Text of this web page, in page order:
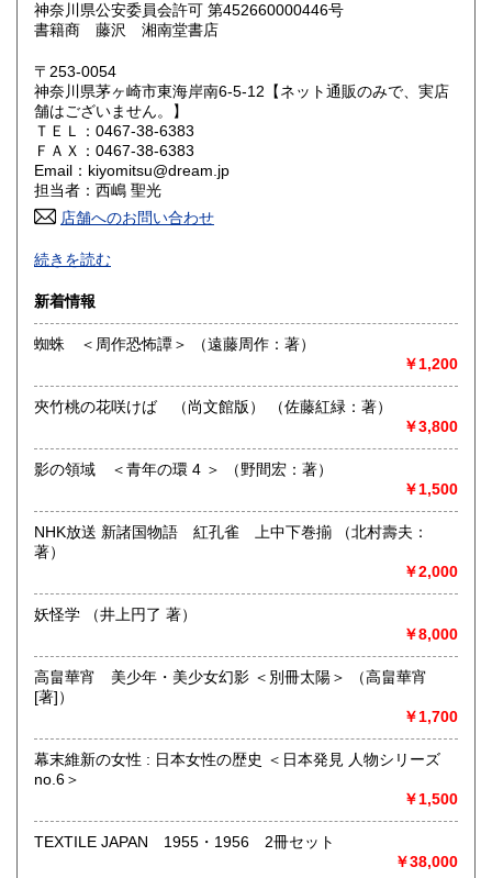
鳥取県 600円 島根県
岡山県
山口県
香川県 600円
高知県 600円
佐賀県
熊本県
宮崎県 600円 鹿児島県
600円
神奈川県公安委員会許可 第452660000446号
書籍商 藤沢 湘南堂書店
〒253-0054
神奈川県茅ヶ崎市東海岸南6-5-12【ネット通販のみで、実店
舗はございません。】
ＴＥＬ：0467-38-6383
ＦＡＸ：0467-38-6383
Email：kiyomitsu@dream.jp
担当者：西嶋 聖光
店舗へのお問い合わせ
良書・古書とサブカルチャーの陰と陽。国史・軍事・宗教・
文芸・芸能・美術・工芸・趣味書より、CD・DVD・古書漫
の新旧書籍とおもちゃ混在乱舞のちらし寿司書店。江戸のト
ッピングもあります。
最寄駅：茅ヶ崎駅
営業時間：平日・祝日:9:00～15:00 土日:休日【※7月23日
(木)は臨時休業日とさせて頂きます。 ご不便をお掛けいたし
まして誠に申し訳ございません。】
定休日：土曜日・日曜日
書籍の買取について
-
取り扱い分野
哲学宗教、歴史、美術工芸、趣味、サブカルチャー
続きを読む
新着情報
蜘蛛 ＜周作恐怖譚＞ （遠藤周作：著）
￥1,200
夾竹桃の花咲けば （尚文館版） （佐藤紅緑：著）
￥3,800
影の領域 ＜青年の環 4 ＞ （野間宏：著）
￥1,500
NHK放送 新諸国物語 紅孔雀 上中下巻揃 （北村壽夫：
著）
￥2,000
妖怪学 （井上円了 著）
￥8,000
高畠華宵 美少年・美少女幻影 ＜別冊太陽＞ （高畠華宵
[著]）
￥1,700
幕末維新の女性 : 日本女性の歴史 ＜日本発見 人物シリーズ
no.6＞
￥1,500
TEXTILE JAPAN 1955・1956 2冊セット
￥38,000